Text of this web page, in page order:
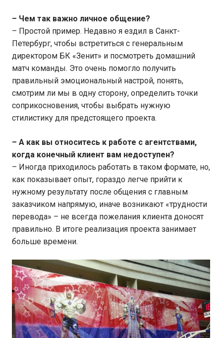
– Чем так важно личное общение?
– Простой пример. Недавно я ездил в Санкт-
Петербург, чтобы встретиться с генеральным
директором БК «Зенит» и посмотреть домашний
матч команды. Это очень помогло получить
правильный эмоциональный настрой, понять,
смотрим ли мы в одну сторону, определить точки
соприкосновения, чтобы выбрать нужную
стилистику для предстоящего проекта.
– А как вы относитесь к работе с агентствами,
когда конечный клиент вам недоступен?
– Иногда приходилось работать в таком формате, но,
как показывает опыт, гораздо легче прийти к
нужному результату после общения с главным
заказчиком напрямую, иначе возникают «трудности
перевода» – не всегда пожелания клиента доносят
правильно. В итоге реализация проекта занимает
больше времени.